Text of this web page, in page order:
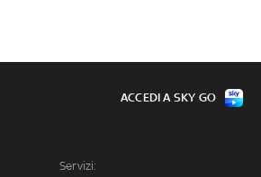
Servizi:
ACCEDI A SKY GO